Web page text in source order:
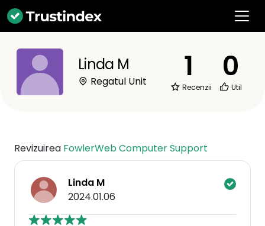
Linda M
Regatul Unit 1
Recenzii
0
Util
Revizuirea FowlerWeb Computer Support
Linda M
2024.01.06